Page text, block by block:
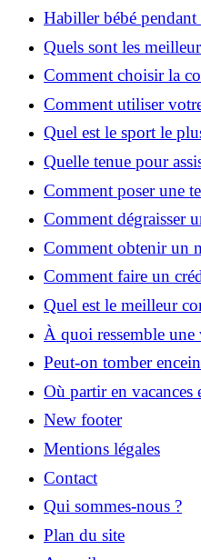
Habiller bébé pendant
Quels sont les
enfant ?
Comment choisir la
votre visage ?
Comment utiliser
Quel est le sport le
Quelle tenue pour
Comment poser une
battue ?
Comment dégraisser
Comment obtenir un
justificatif ?
Comment faire un
Quel est le meilleur
cheveux efficace ?
À quoi ressemble une
Peut-on tomber
prend la pilule ?
Où partir en vacances
New footer
Mentions légales
Contact
Qui sommes-nous ?
Plan du site